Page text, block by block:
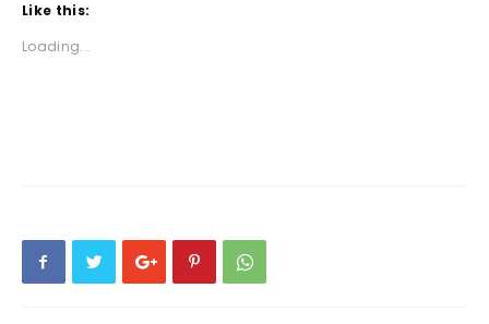
Like this:
Loading...